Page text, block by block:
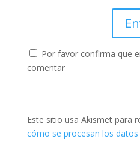
Por favor confirma que
comentar
Este sitio usa Akismet para
cómo se procesan los